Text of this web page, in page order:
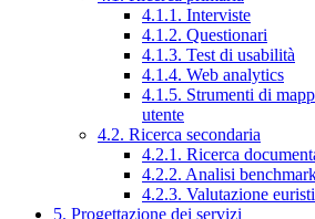
4.1.1. Interviste
4.1.2. Questionari
4.1.3. Test di usabilità
4.1.4. Web analytics
4.1.5. Strumenti di
utente
4.2. Ricerca secondaria
4.2.1. Ricerca
4.2.2. Analisi
4.2.3. Valutazione
5. Progettazione dei servizi